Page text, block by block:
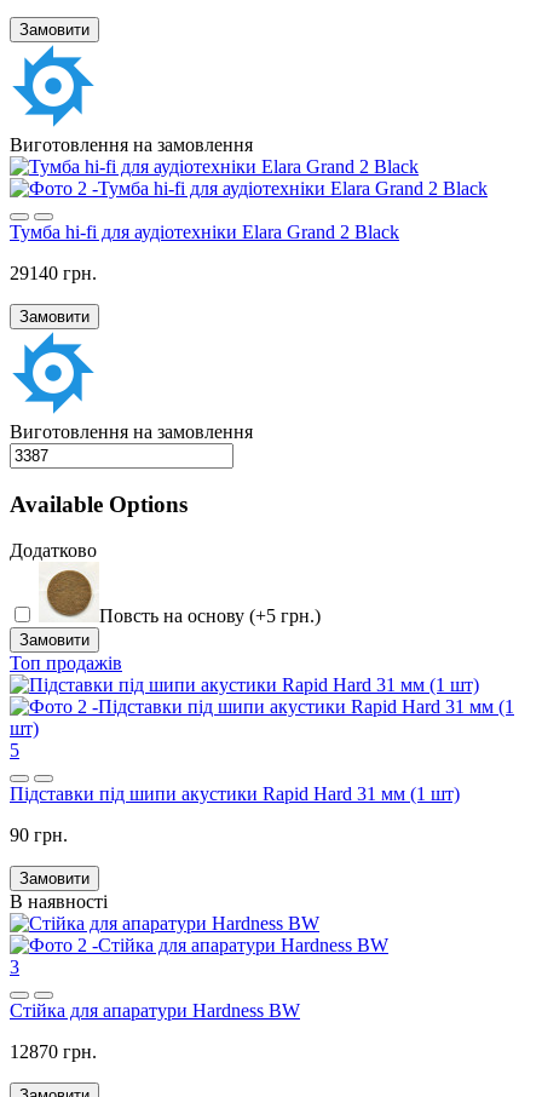
Замовити
Виготовлення на замовлення
Тумба hi-fi для аудіотехніки Elara Grand 2 Black
29140 грн.
Замовити
Виготовлення на замовлення
Available Options
Додатково
Повсть на основу (+5 грн.)
Замовити
Топ продажів
5
Підставки під шипи акустики Rapid Hard 31 мм (1 шт)
90 грн.
Замовити
В наявності
3
Стійка для апаратури Hardness BW
12870 грн.